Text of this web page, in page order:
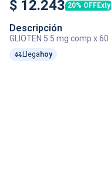
$ 12.243 20% OFFExty
Descripción
GLIOTEN 5 5 mg comp.x 60
Llega hoy